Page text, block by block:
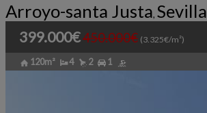
Arroyo-santa Justa, Sevilla
399.000€450.000€ (3.325€/m²)
120m² 4 2 1